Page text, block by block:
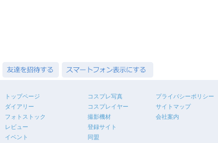
トップページ
ダイアリー
フォトストック
レビュー
イベント
コスプレ写真
コスプレイヤー
撮影機材
登録サイト
同盟
プライバシーポリシー
サイトマップ
会社案内